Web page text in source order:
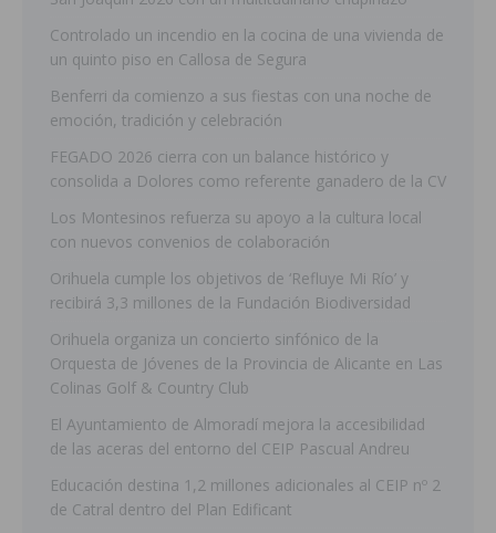
Controlado un incendio en la cocina de una vivienda de
un quinto piso en Callosa de Segura
Benferri da comienzo a sus fiestas con una noche de
emoción, tradición y celebración
FEGADO 2026 cierra con un balance histórico y
consolida a Dolores como referente ganadero de la CV
Los Montesinos refuerza su apoyo a la cultura local
con nuevos convenios de colaboración
Orihuela cumple los objetivos de ‘Refluye Mi Río’ y
recibirá 3,3 millones de la Fundación Biodiversidad
Orihuela organiza un concierto sinfónico de la
Orquesta de Jóvenes de la Provincia de Alicante en Las
Colinas Golf & Country Club
El Ayuntamiento de Almoradí mejora la accesibilidad
de las aceras del entorno del CEIP Pascual Andreu
Educación destina 1,2 millones adicionales al CEIP nº 2
de Catral dentro del Plan Edificant